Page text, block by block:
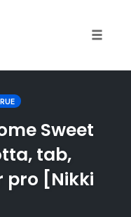
Sweet
tab,
pro [Nikki